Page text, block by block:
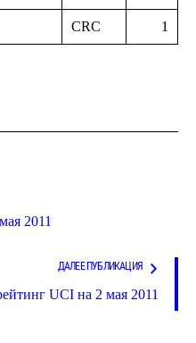
CRC 1
2011
ДАЛЕЕ ПУБЛИКАЦИЯ
UCI на 2 мая 2011